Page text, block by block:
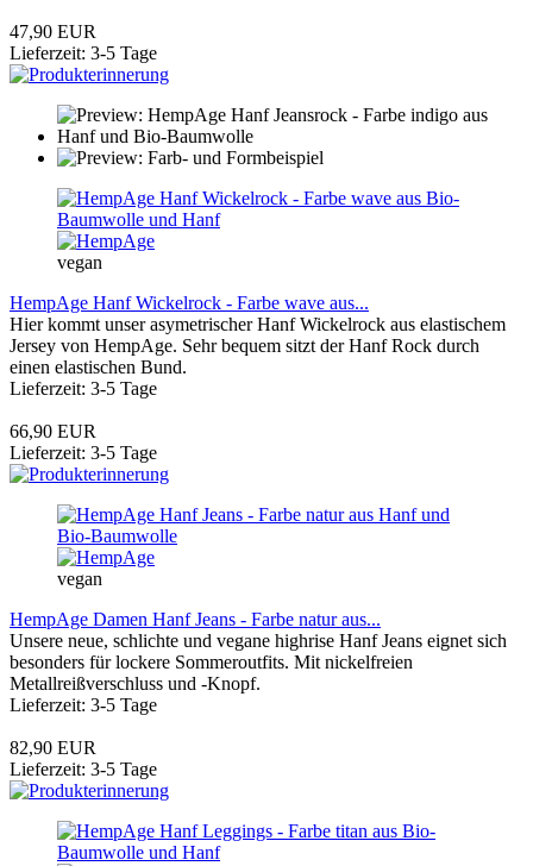
47,90 EUR
Lieferzeit: 3-5 Tage
vegan
HempAge Hanf Wickelrock - Farbe wave aus...
Hier kommt unser asymetrischer Hanf Wickelrock aus elastischem
Jersey von HempAge. Sehr bequem sitzt der Hanf Rock durch
einen elastischen Bund.
Lieferzeit: 3-5 Tage
66,90 EUR
Lieferzeit: 3-5 Tage
vegan
HempAge Damen Hanf Jeans - Farbe natur aus...
Unsere neue, schlichte und vegane highrise Hanf Jeans eignet sich
besonders für lockere Sommeroutfits. Mit nickelfreien
Metallreißverschluss und -Knopf.
Lieferzeit: 3-5 Tage
82,90 EUR
Lieferzeit: 3-5 Tage